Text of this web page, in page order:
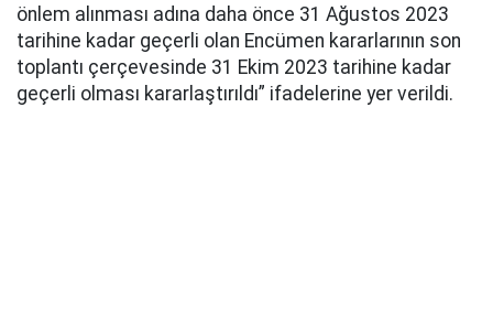
önlem alınması adına daha önce 31 Ağustos 2023
tarihine kadar geçerli olan Encümen kararlarının son
toplantı çerçevesinde 31 Ekim 2023 tarihine kadar
geçerli olması kararlaştırıldı” ifadelerine yer verildi.